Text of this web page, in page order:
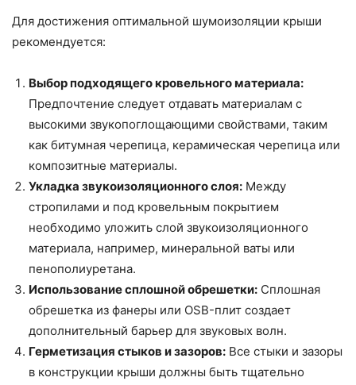
Для достижения оптимальной шумоизоляции крыши
рекомендуется:
Выбор подходящего кровельного материала:
Предпочтение следует отдавать материалам с
высокими звукопоглощающими свойствами, таким
как битумная черепица, керамическая черепица или
композитные материалы.
Укладка звукоизоляционного слоя: Между
стропилами и под кровельным покрытием
необходимо уложить слой звукоизоляционного
материала, например, минеральной ваты или
пенополиуретана.
Использование сплошной обрешетки: Сплошная
обрешетка из фанеры или OSB-плит создает
дополнительный барьер для звуковых волн.
Герметизация стыков и зазоров: Все стыки и зазоры
в конструкции крыши должны быть тщательно